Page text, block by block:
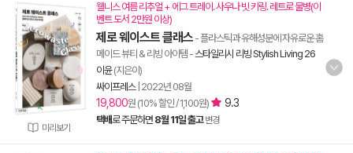
미리보기
웰니스 여름 리추얼 + 에그 트레이. 사우나 빗 키링. 레트로 물병(이
벤트 도서 2만원 이상)
제로 웨이스트 클래스 - 플라스틱과 유해성분에 자유로운 홈
메이드 뷰티 & 리빙 아이템 -스타일리시 리빙 Stylish Living 26
이윤(지은이)
싸이프레스| 2022년 08월
19,800원 (10% 할인 / 1,100원) 9.3
택배로 주문하면 8월 11일 출고 변경